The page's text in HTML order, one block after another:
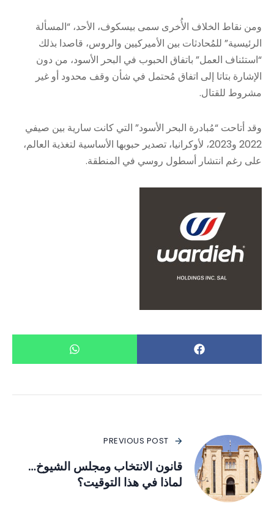
ومن نقاط الخلاف الأُخرى سمى بيسكوف، الأحد، “المسألة
الرئيسية” للمُحادثات بين الأميركيين والروس، قاصدا بذلك
“استئناف العمل” باتفاق الحبوب في البحر الأسود، من دون
الإشارة بتاتا إلى اتفاق مُحتمل في شأن وقف محدود أو غير
مشروط للقتال.
وقد أتاحت “مُبادرة البحر الأسود” التي كانت سارية بين صيفي
2022 و2023، لأوكرانيا، تصدير حبوبها الأساسية لتغذية العالم،
على رغم انتشار أسطول روسي في المنطقة.
PREVIOUS POST
قانون الانتخاب ومجلس الشيوخ…
لماذا في هذا التوقيت؟